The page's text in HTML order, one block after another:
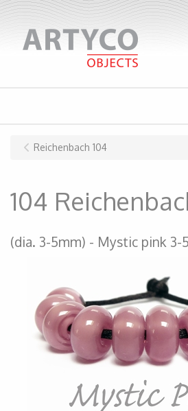
Reichenbach 104
104
(dia. 3-5mm) Mystic pink 3-